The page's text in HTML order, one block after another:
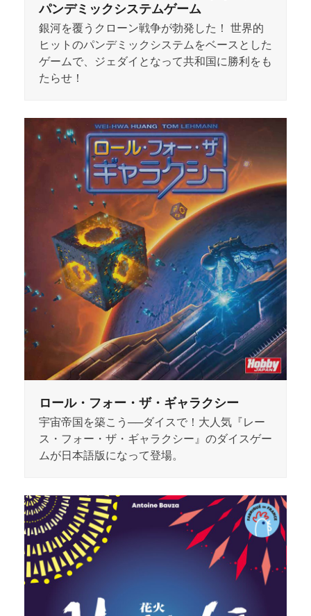
パンデミックシステムゲーム
銀河を覆うクローン戦争が勃発した！ 世界的
ヒットのパンデミックシステムをベースとした
ゲームで、ジェダイとなって共和国に勝利をも
たらせ！
ロール・フォー・ザ・ギャラクシー
宇宙帝国を築こう──ダイスで！大人気『レー
ス・フォー・ザ・ギャラクシー』のダイスゲー
ムが日本語版になって登場。